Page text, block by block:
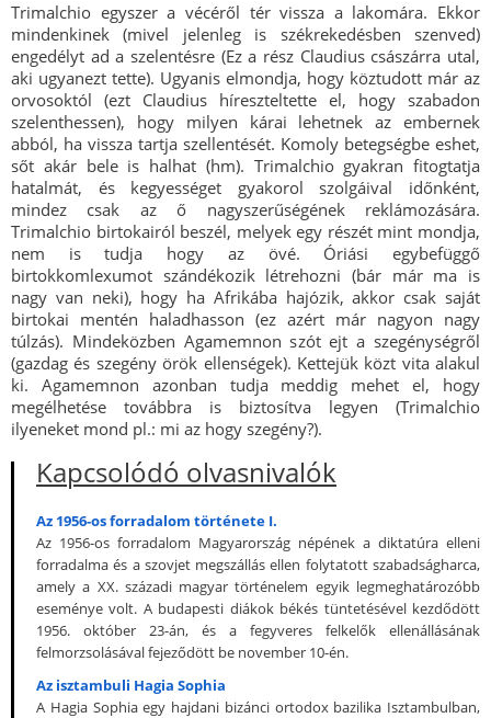
Trimalchio egyszer a vécéről tér vissza a lakomára. Ekkor
mindenkinek (mivel jelenleg is székrekedésben szenved)
engedélyt ad a szelentésre (Ez a rész Claudius császárra utal,
aki ugyanezt tette). Ugyanis elmondja, hogy köztudott már az
orvosoktól (ezt Claudius híreszteltette el, hogy szabadon
szelenthessen), hogy milyen kárai lehetnek az embernek
abból, ha vissza tartja szellentését. Komoly betegségbe eshet,
sőt akár bele is halhat (hm). Trimalchio gyakran fitogtatja
hatalmát, és kegyességet gyakorol szolgáival időnként,
mindez csak az ő nagyszerűségének reklámozására.
Trimalchio birtokairól beszél, melyek egy részét mint mondja,
nem is tudja hogy az övé. Óriási egybefüggő
birtokkomlexumot szándékozik létrehozni (bár már ma is
nagy van neki), hogy ha Afrikába hajózik, akkor csak saját
birtokai mentén haladhasson (ez azért már nagyon nagy
túlzás). Mindeközben Agamemnon szót ejt a szegénységről
(gazdag és szegény örök ellenségek). Kettejük közt vita alakul
ki. Agamemnon azonban tudja meddig mehet el, hogy
megélhetése továbbra is biztosítva legyen (Trimalchio
ilyeneket mond pl.: mi az hogy szegény?).
Kapcsolódó olvasnivalók
Az 1956-os forradalom története I.
Az 1956-os forradalom Magyarország népének a diktatúra elleni
forradalma és a szovjet megszállás ellen folytatott szabadságharca,
amely a XX. századi magyar történelem egyik legmeghatározóbb
eseménye volt. A budapesti diákok békés tüntetésével kezdődött
1956. október 23-án, és a fegyveres felkelők ellenállásának
felmorzsolásával fejeződött be november 10-én.
Az isztambuli Hagia Sophia
A Hagia Sophia egy hajdani bizánci ortodox bazilika Isztambulban,